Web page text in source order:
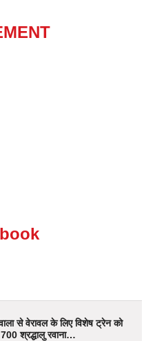
से वेरावल के लिए विशेष ट्रेन को
श्रद्धालु रवाना…